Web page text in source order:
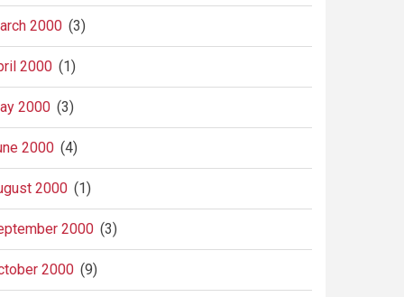
2000 (3)
2000 (1)
2000 (3)
2000 (4)
2000 (1)
2000 (3)
2000 (9)